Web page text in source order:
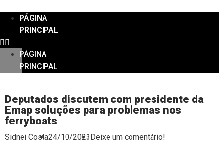
PÁGINA
PRINCIPAL
PÁGINA
PRINCIPAL
Deputados discutem com presidente da
Emap soluções para problemas nos
ferryboats
Sidnei Costa24/10/2023Deixe um comentário!